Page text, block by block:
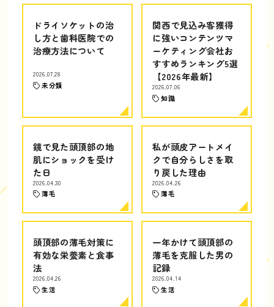
ドライソケットの治
し方と歯科医院での
治療方法について
2026.07.28
未分類
関西で見込み客獲得
に強いコンテンツマ
ーケティング会社お
すすめランキング5選
【2026年最新】
2026.07.06
知識
鏡で見た頭頂部の地
肌にショックを受け
た日
2026.04.30
薄毛
私が頭皮アートメイ
クで自分らしさを取
り戻した理由
2026.04.26
薄毛
頭頂部の薄毛対策に
有効な栄養素と食事
法
2026.04.26
生活
一年かけて頭頂部の
薄毛を克服した男の
記録
2026.04.14
生活